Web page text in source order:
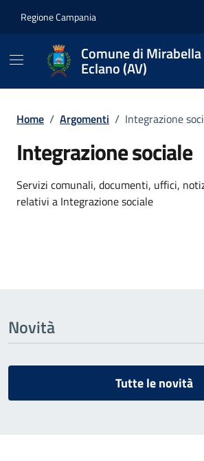
Regione Campania
Comune di Mirabella
Eclano (AV)
Home / Argomenti / Integrazione
Integrazione sociale
Dettagli
Servizi comunali, documenti, uffici,
relativi a Integrazione sociale
Novità
Tutte le novità